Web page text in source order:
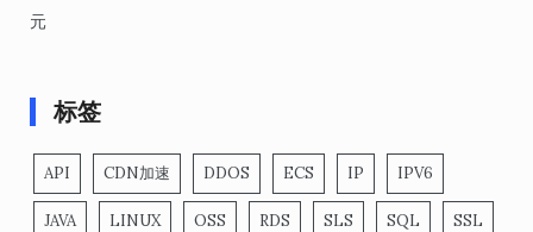
元
标签
API CDN加速 DDOS ECS IP IPV6
JAVA LINUX OSS RDS SLS SQL SSL